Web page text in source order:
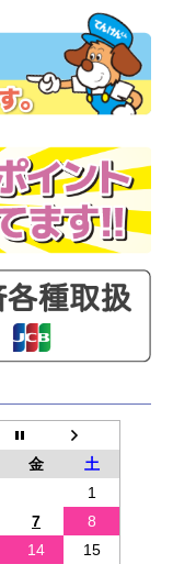
金
土
1
7
8
14
15